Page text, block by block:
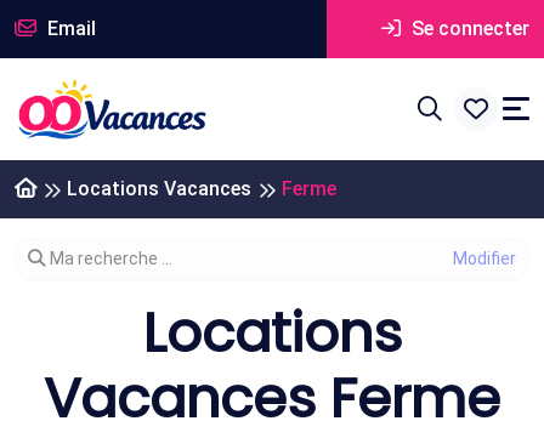
Email Se connecter
Locations Vacances Ferme
Modifier votre recherche
Ma recherche ...
Locations
Vacances Ferme